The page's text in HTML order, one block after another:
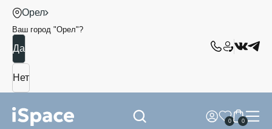
Орел
Ваш город "Орел"?
0 0